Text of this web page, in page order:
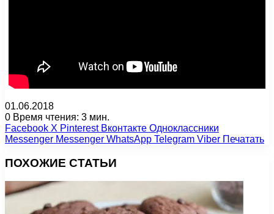
01.06.2018
0 Время чтения: 3 мин.
Facebook X Pinterest Вконтакте Одноклассники
Messenger Messenger WhatsApp Telegram Viber Печатать
ПОХОЖИЕ СТАТЬИ